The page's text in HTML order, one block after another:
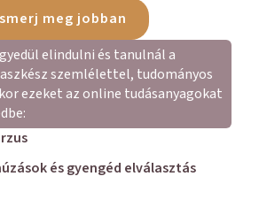
meg jobban
elindulni és tanulnál a
szemlélettel, tudományos
ezeket az online tudásanyagokat
és gyengéd elválasztás